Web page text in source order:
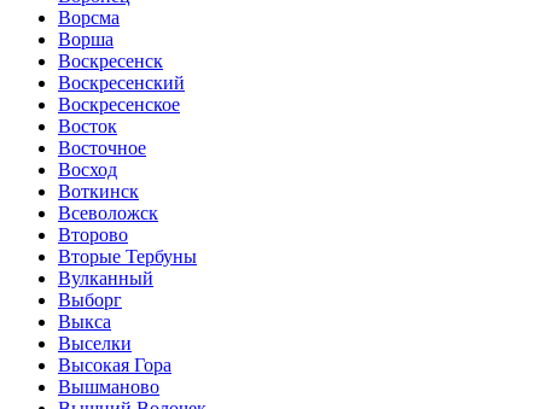
Ворсма
Ворша
Воскресенск
Воскресенский
Воскресенское
Восток
Восточное
Восход
Воткинск
Всеволожск
Второво
Вторые Тербуны
Вулканный
Выборг
Выкса
Выселки
Высокая Гора
Вышманово